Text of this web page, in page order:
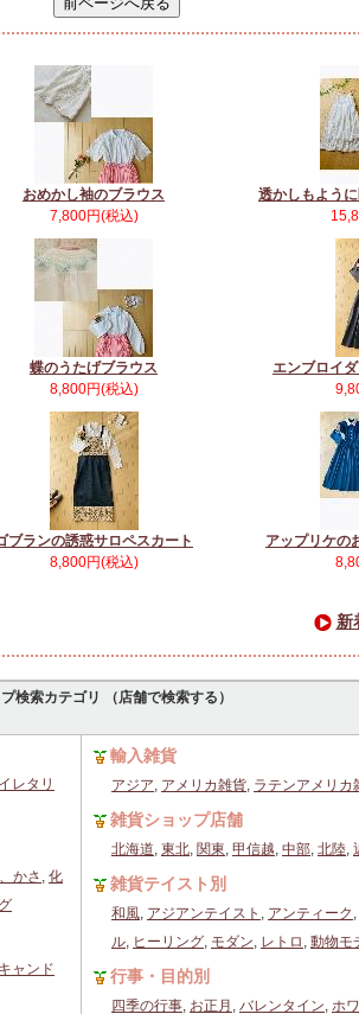
おめかし袖のブラウス
7,800円(税込)
透かしもよう
蝶のうたげブラウス
8,800円(税込)
エンブロイ
ブランの誘惑サロペスカート
8,800円(税込)
アップリケの
新
検索カテゴリ （店舗で検索する）
レタリ
かさ , 化
ャンド
輸入雑貨
アジア, アメリカ雑貨, ラテンアメリカ
雑貨ショップ店舗
北海道, 東北, 関東, 甲信越, 中部, 北陸,
雑貨テイスト別
和風, アジアンテイスト , アンティーク ,
ル, ヒーリング, モダン, レトロ , 動物モ
行事・目的別
四季の行事, お正月 , バレンタイン, ホ